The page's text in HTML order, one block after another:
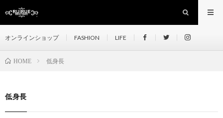
オンラインショップ FASHION LIFE
HOME 低身長
低身長